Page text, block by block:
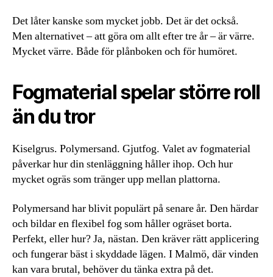
Det låter kanske som mycket jobb. Det är det också.
Men alternativet – att göra om allt efter tre år – är värre.
Mycket värre. Både för plånboken och för humöret.
Fogmaterial spelar större roll
än du tror
Kiselgrus. Polymersand. Gjutfog. Valet av fogmaterial
påverkar hur din stenläggning håller ihop. Och hur
mycket ogräs som tränger upp mellan plattorna.
Polymersand har blivit populärt på senare år. Den härdar
och bildar en flexibel fog som håller ogräset borta.
Perfekt, eller hur? Ja, nästan. Den kräver rätt applicering
och fungerar bäst i skyddade lägen. I Malmö, där vinden
kan vara brutal, behöver du tänka extra på det.